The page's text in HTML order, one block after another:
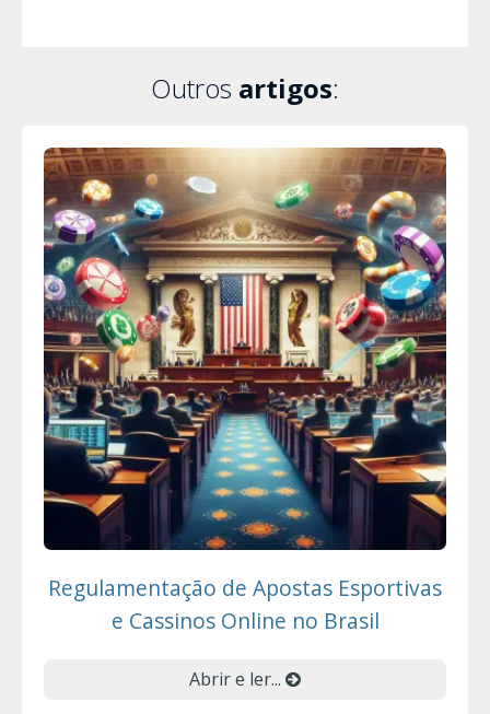
Outros artigos:
Regulamentação de Apostas Esportivas
e Cassinos Online no Brasil
Abrir e ler...